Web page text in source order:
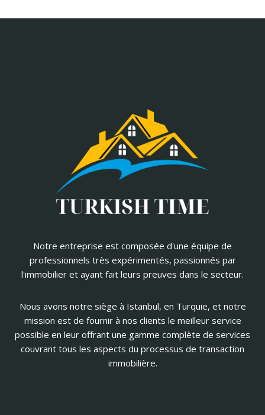
Notre entreprise est composée d'une équipe de
professionnels très expérimentés, passionnés par
l'immobilier et ayant fait leurs preuves dans le secteur.
Nous avons notre siège à Istanbul, en Turquie, et notre
mission est de fournir à nos clients le meilleur service
possible en leur offrant une gamme complète de services
couvrant tous les aspects du processus de transaction
immobilière.